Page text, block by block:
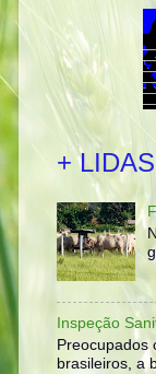
+
Inspeção
Preocupados
brasileiros, a